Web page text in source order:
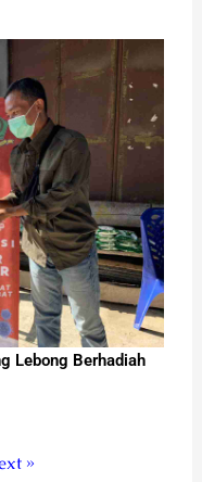
Lebong Berhadiah
»